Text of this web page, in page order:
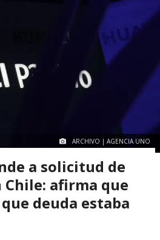
ARCHIVO | AGENCIA UNO
a solicitud de
afirma que
deuda estaba